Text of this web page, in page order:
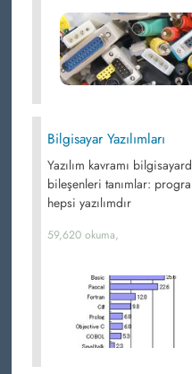
Bilgisayar Yazılımları
Yazılım kavramı
bileşenleri tanımlar:
hepsi yazılımdır
59,620 okuma,